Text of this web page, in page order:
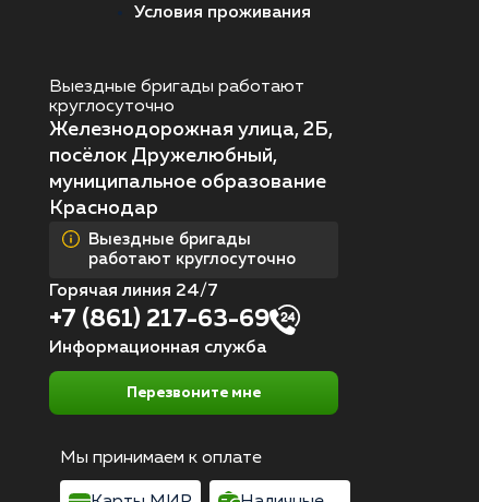
Условия проживания
Выездные бригады работают
круглосуточно
Железнодорожная улица, 2Б,
посёлок Дружелюбный,
муниципальное образование
Краснодар
Выездные бригады
работают круглосуточно
Горячая линия 24/7
+7 (861) 217-63-69
Информационная служба
Перезвоните мне
Мы принимаем к оплате